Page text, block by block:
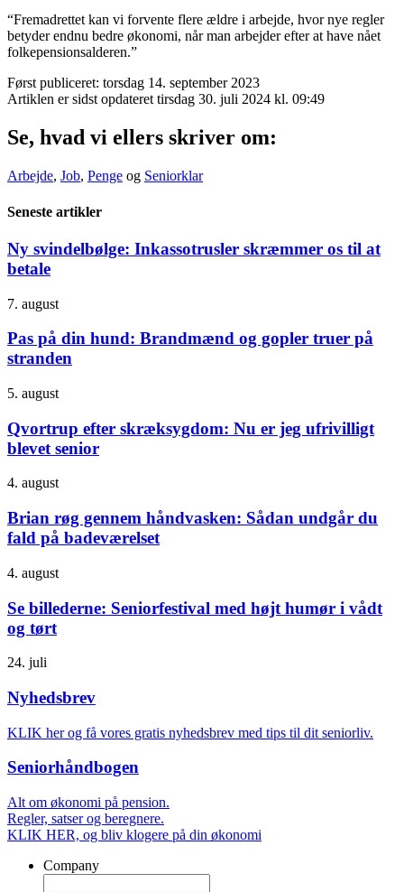
“Fremadrettet kan vi forvente flere ældre i arbejde, hvor nye regler
betyder endnu bedre økonomi, når man arbejder efter at have nået
folkepensionsalderen.”
Først publiceret: torsdag 14. september 2023
Artiklen er sidst opdateret tirsdag 30. juli 2024 kl. 09:49
Se, hvad vi ellers skriver om:
Arbejde, Job, Penge og Seniorklar
Seneste artikler
Ny svindelbølge: Inkassotrusler skræmmer os til at
betale
7. august
Pas på din hund: Brandmænd og gopler truer på
stranden
5. august
Qvortrup efter skræksygdom: Nu er jeg ufrivilligt
blevet senior
4. august
Brian røg gennem håndvasken: Sådan undgår du
fald på badeværelset
4. august
Se billederne: Seniorfestival med højt humør i vådt
og tørt
24. juli
Nyhedsbrev
KLIK her og få vores gratis nyhedsbrev med tips til dit seniorliv.
Seniorhåndbogen
Alt om økonomi på pension.
Regler, satser og beregnere.
KLIK HER, og bliv klogere på din økonomi
Company